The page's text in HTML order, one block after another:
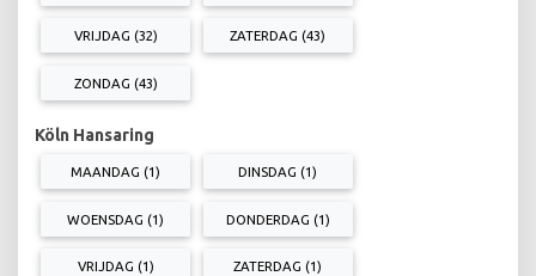
VRIJDAG (32) ZATERDAG (43)
ZONDAG (43)
Köln Hansaring
MAANDAG (1) DINSDAG (1)
WOENSDAG (1) DONDERDAG (1)
VRIJDAG (1) ZATERDAG (1)